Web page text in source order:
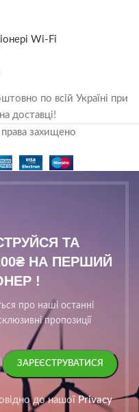
Wi-Fi
по всій Україні при
доставці!
права захищено
ТА
НА ПЕРШИЙ
!
про наші останні
пропозиції
до нашої Privacy